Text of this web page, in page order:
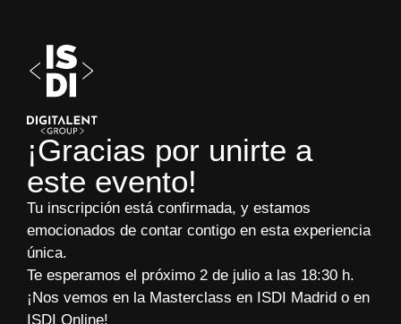
¡Gracias por unirte a
este evento!
Tu inscripción está confirmada, y estamos
emocionados de contar contigo en esta experiencia
única.
Te esperamos el próximo 2 de julio a las 18:30 h.
¡Nos vemos en la Masterclass en ISDI Madrid o en
ISDI Online!